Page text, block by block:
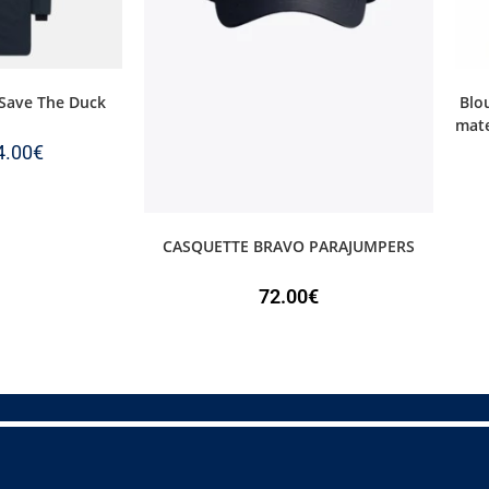
The Duck
€
CASQUETTE BRAVO PARAJUMPERS
72.00€